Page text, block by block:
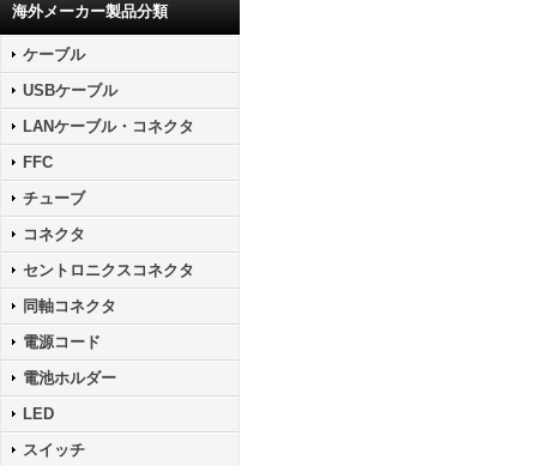
海外メーカー製品分類
ケーブル
USBケーブル
LANケーブル・コネクタ
FFC
チューブ
コネクタ
セントロニクスコネクタ
同軸コネクタ
電源コード
電池ホルダー
LED
スイッチ